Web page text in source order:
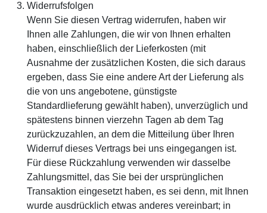
Widerrufsfolgen
Wenn Sie diesen Vertrag widerrufen, haben wir
Ihnen alle Zahlungen, die wir von Ihnen erhalten
haben, einschließlich der Lieferkosten (mit
Ausnahme der zusätzlichen Kosten, die sich daraus
ergeben, dass Sie eine andere Art der Lieferung als
die von uns angebotene, günstigste
Standardlieferung gewählt haben), unverzüglich und
spätestens binnen vierzehn Tagen ab dem Tag
zurückzuzahlen, an dem die Mitteilung über Ihren
Widerruf dieses Vertrags bei uns eingegangen ist.
Für diese Rückzahlung verwenden wir dasselbe
Zahlungsmittel, das Sie bei der ursprünglichen
Transaktion eingesetzt haben, es sei denn, mit Ihnen
wurde ausdrücklich etwas anderes vereinbart; in